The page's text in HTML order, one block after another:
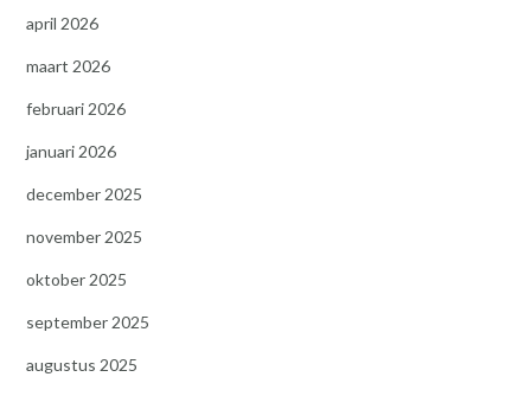
april 2026
maart 2026
februari 2026
januari 2026
december 2025
november 2025
oktober 2025
september 2025
augustus 2025